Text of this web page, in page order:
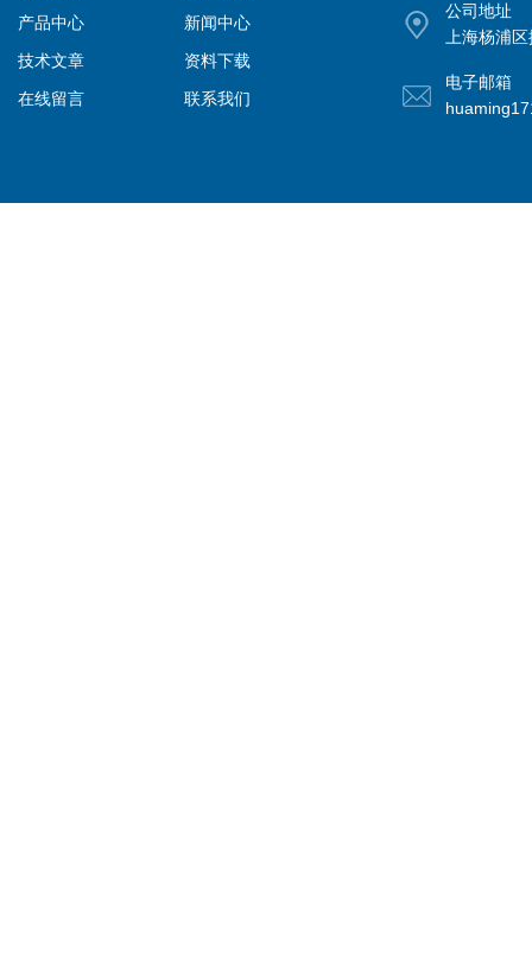
产品中心
新闻中心
技术文章
资料下载
在线留言
联系我们
公司地址
上海杨浦
电子邮箱